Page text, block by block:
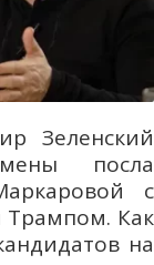
Зеленский
посла
с
Как
на